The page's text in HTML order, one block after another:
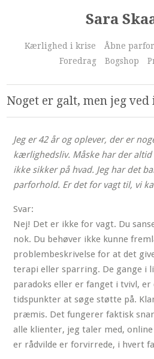
Sara
Kærlighed i krise Åbne
Foredrag
Bogshop
Noget er galt, men jeg
Jeg er 42 år og oplever, der er
kærlighedsliv. Måske har der
ikke sikker på hvad. Jeg har det
parforhold. Er det for vagt til, vi
Svar:
Nej! Det er ikke for vagt. Du
nok. Du behøver ikke kunne
problembeskrivelse for at det
terapi eller sparring. De gange i
paradoks eller er fanget i tvivl,
tidspunkter at søge støtte på.
præmis. Det fungerer faktisk
alle klienter, jeg taler med,
er rådvilde er forvirrede, i hvert